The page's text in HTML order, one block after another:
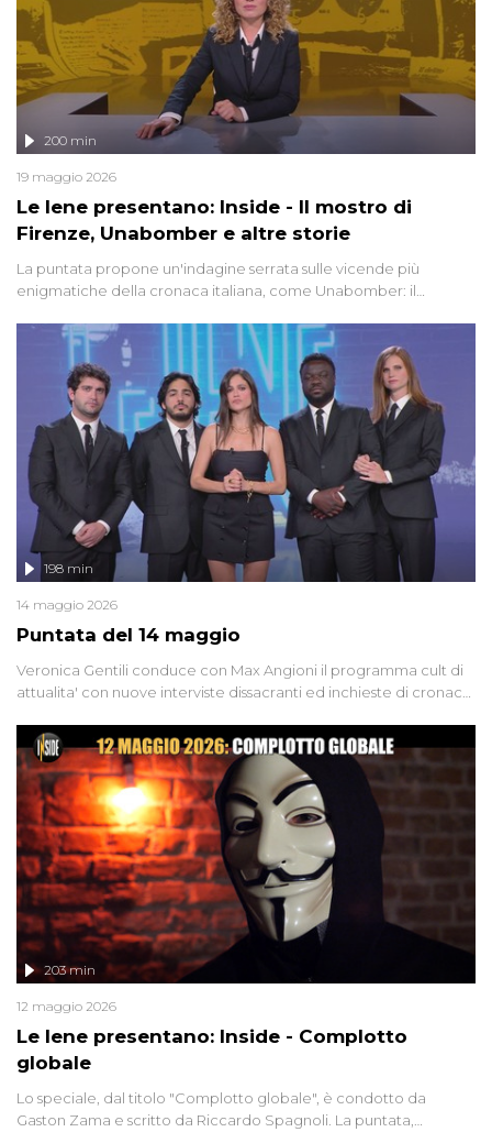
Le Iene presentano: Inside - Il mostro di
Firenze, Unabomber e altre storie
200 min
19 maggio 2026
La puntata propone un'indagine serrata sulle vicende più
enigmatiche della cronaca italiana, come Unabomber: il
'90 e il 2000 che, inquietantemente, potrebbe essere ancora in
libertà. Lo speciale affronta inoltre le zone d'ombra sul Mostro di
Firenze, le cui responsabilità appaiono ancora oggi avvolte in un
groviglio di dubbi mai chiariti. Nel corso dello speciale anche
l'intervista inedita a Olindo Romano, realizzata ne...
Puntata del 14 maggio
198 min
14 maggio 2026
Veronica Gentili conduce con Max Angioni il programma cult di
attualita' con nuove interviste dissacranti ed inchieste di cronaca
Le Iene presentano: Inside - Complotto
globale
203 min
12 maggio 2026
Lo speciale, dal titolo "Complotto globale", è condotto da
Gaston Zama e scritto da Riccardo Spagnoli. La puntata,